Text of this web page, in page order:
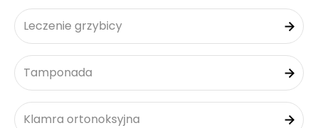
Leczenie grzybicy
Tamponada
Klamra ortonoksyjna